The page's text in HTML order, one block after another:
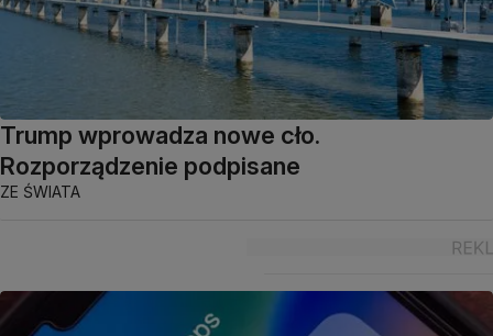
Trump wprowadza nowe cło.
Rozporządzenie podpisane
ZE ŚWIATA